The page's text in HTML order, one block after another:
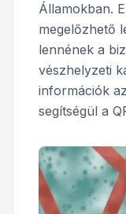
Államokban.
megelőzhető
lennének a
vészhelyzeti
információk
segítségül a